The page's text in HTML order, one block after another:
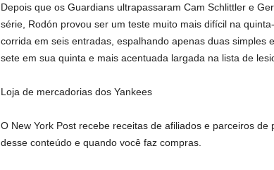
Depois que os Guardians ultrapassaram Cam Schlittler e
série, Rodón provou ser um teste muito mais difícil na
corrida em seis entradas, espalhando apenas duas simples
sete em sua quinta e mais acentuada largada na lista de
Loja de mercadorias dos Yankees
O New York Post recebe receitas de afiliados e parceiros
desse conteúdo e quando você faz compras.